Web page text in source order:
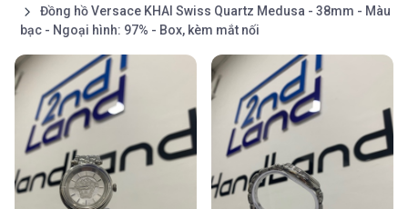
Đồng hồ Versace KHAI Swiss Quartz Medusa - 38mm - Màu
bạc - Ngoại hình: 97% - Box, kèm mắt nối